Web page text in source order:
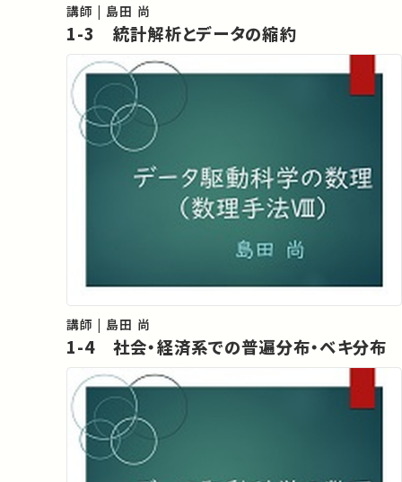
講師 | 島田 尚
1-3 統計解析とデータの縮約
講師 | 島田 尚
1-4 社会・経済系での普遍分布・ベキ分布